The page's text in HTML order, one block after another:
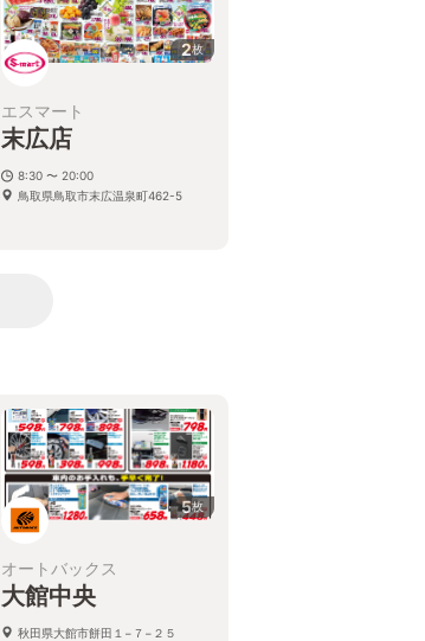
2枚
エスマート
末広店
8:30 〜 20:00
鳥取県鳥取市末広温泉町462-5
5枚
オートバックス
大館中央
秋田県大館市餅田１−７−２５